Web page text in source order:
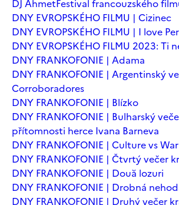
DJ AhmetFestival francouzského
DNY EVROPSKÉHO FILMU | Cizinec
DNY EVROPSKÉHO FILMU | I love
DNY EVROPSKÉHO FILMU 2023: Ti
DNY FRANKOFONIE | Adama
DNY FRANKOFONIE | Argentinský
Corroboradores
DNY FRANKOFONIE | Blízko
DNY FRANKOFONIE | Bulharský
přítomnosti herce Ivana Barneva
DNY FRANKOFONIE | Culture vs War
DNY FRANKOFONIE | Čtvrtý večer
DNY FRANKOFONIE | Două lozuri
DNY FRANKOFONIE | Drobná
DNY FRANKOFONIE | Druhý večer